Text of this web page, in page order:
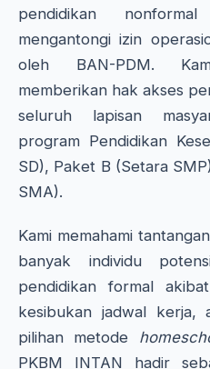
pendidikan
mengantongi izin
oleh BAN-PDM.
memberikan hak akses
seluruh lapisan
program Pendidikan
SD), Paket B (Setara
SMA).
Kami memahami
banyak individu
pendidikan formal
kesibukan jadwal kerja,
pilihan metode
PKBM INTAN hadir